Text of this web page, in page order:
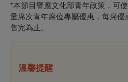
*本節目響應文化部青年政策，可
量席次青年席位專屬優惠，每席優
售完為止。
溫馨提醒